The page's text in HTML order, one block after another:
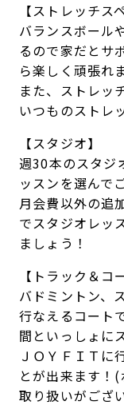
【ストレッチス
バランスボール
るので家だとサ
ら楽しく頑張れ
また、ストレッ
いつものストレ
【スタジオ】
週30本のスタジ
ッスンを選んで
月会費以外の追
でスタジオレッ
ましょう！
【トラック＆コ
バドミントン、
行なえるコート
間といっしょに
ＪＯＹＦＩＴに
とが出来ます！
取り扱いがござ